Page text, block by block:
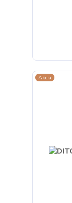
Akcia